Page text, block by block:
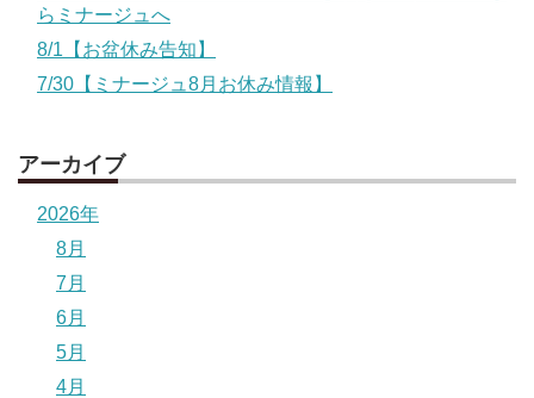
らミナージュへ
8/1【お盆休み告知】
7/30【ミナージュ8月お休み情報】
アーカイブ
2026年
8月
7月
6月
5月
4月